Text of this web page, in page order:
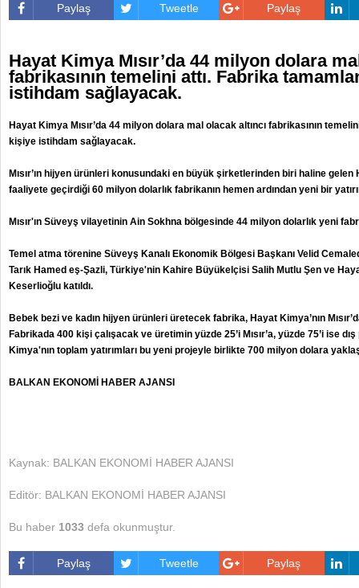
Paylaş Tweetle Paylaş
Hayat Kimya Mısır’da 44 milyon dolara
fabrikasının temelini attı. Fabrika
istihdam sağlayacak.
Hayat Kimya Mısır’da 44 milyon dolara mal olacak altıncı fabrikasının
kişiye istihdam sağlayacak.
Mısır’ın hijyen ürünleri konusundaki en büyük şirketlerinden biri haline gelen
faaliyete geçirdiği 60 milyon dolarlık fabrikanın hemen ardından yeni bir
Mısır'ın Süveyş vilayetinin Ain Sokhna bölgesinde 44 milyon dolarlık yeni
Temel atma törenine Süveyş Kanalı Ekonomik Bölgesi Başkanı Velid
Tarık Hamed eş-Şazli, Türkiye'nin Kahire Büyükelçisi Salih Mutlu Şen ve
Keserlioğlu katıldı.
Bebek bezi ve kadın hijyen ürünleri üretecek fabrika, Hayat Kimya’nın
Fabrikada 400 kişi çalışacak ve üretimin yüzde 25’i Mısır’a, yüzde 75’i ise
Kimya'nın toplam yatırımları bu yeni projeyle birlikte 700 milyon dolara
BALKAN EKONOMİ HABER AJANSI
Kaynak: BALKAN EKONOMİ HABER AJANSI
Editör: BALKAN EKONOMİ HABER AJANSI
Bu haber 1033 defa okunmuştur.
Paylaş Tweetle Paylaş